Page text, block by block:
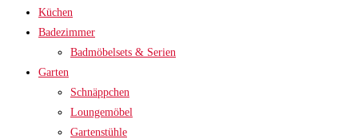
Küchen
Badezimmer
Badmöbelsets & Serien
Garten
Schnäppchen
Loungemöbel
Gartenstühle